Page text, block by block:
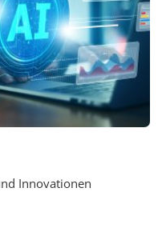
Innovationen